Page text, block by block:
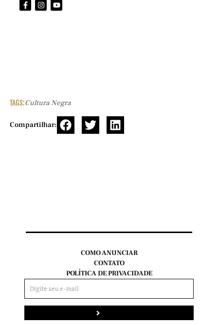
TAGS:Cultura Negra
Compartilhar:
COMO ANUNCIAR
CONTATO
POLÍTICA DE PRIVACIDADE